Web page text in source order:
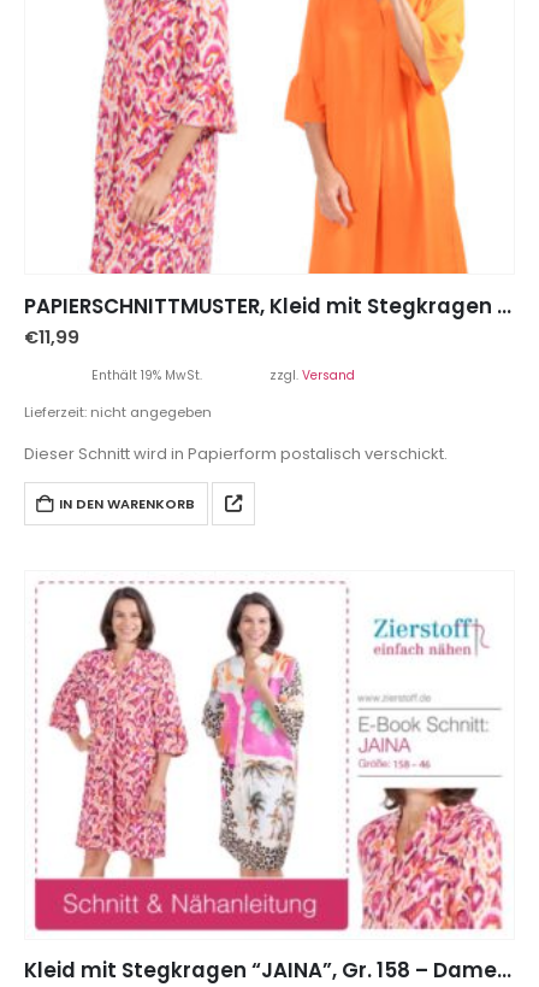
PAPIERSCHNITTMUSTER, Kleid mit Stegkragen “JAINA”, Gr. 158 – Damengr. 46
€11,99
Enthält 19% MwSt. zzgl. Versand
Lieferzeit: nicht angegeben
Dieser Schnitt wird in Papierform postalisch verschickt.
IN DEN WARENKORB
Kleid mit Stegkragen “JAINA”, Gr. 158 – Damengr. 46